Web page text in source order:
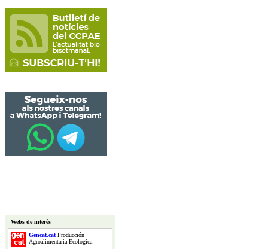
Webs de interés
Gencat.catProducción
Agroalimentaria Ecológica